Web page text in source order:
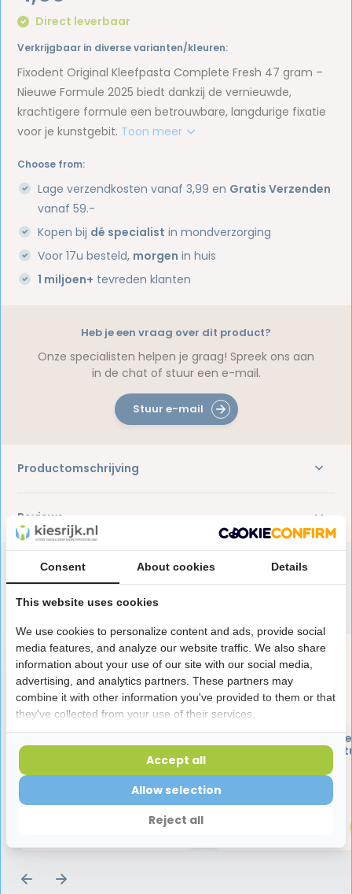
Direct leverbaar
Verkrijgbaar in diverse varianten/kleuren:
Fixodent Original Kleefpasta Complete Fresh 47 gram –
Nieuwe Formule 2025 biedt dankzij de vernieuwde,
krachtigere formule een betrouwbare, langdurige fixatie
voor je kunstgebit. Toon meer
Choose from:
Lage verzendkosten vanaf 3,99 en Gratis Verzenden
vanaf 59.-
Kopen bij dé specialist in mondverzorging
Voor 17u besteld, morgen in huis
1 miljoen+ tevreden klanten
Productomschrijving
Reviews
Heb je een vraag over dit product?
Onze specialisten helpen je graag! Spreek ons aan
in de chat of stuur een e-mail.
Stuur e-mail
Speciaal aanbevolen voor jou
Borstel
Ecosym
Gebitsborstel | 1
Consent About cookies Details
This website uses cookies
We use cookies to personalize content and ads, provide social
media features, and analyze our website traffic. We also share
information about your use of our site with our social media,
advertising, and analytics partners. These partners may
combine it with other information you've provided to them or that
they've collected from your use of their services.
Reject all
Allow selection
Accept all